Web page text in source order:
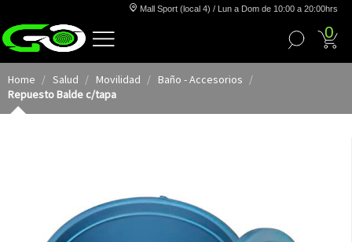
Mall Sport (local 4) / Lun a Dom de 10:00 a 20:00hrs
0
Home Salud Movilidad
Baño - Accesorios
Repuesto Balde c/tapa